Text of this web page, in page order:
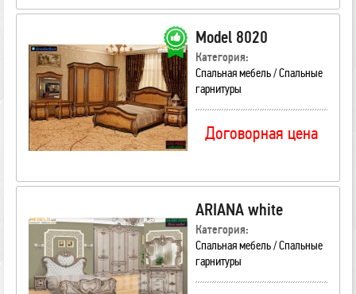
Model 8020
Категория:
Спальная мебель / Спальные
гарнитуры
Договорная цена
ARIANA white
Категория:
Спальная мебель / Спальные
гарнитуры